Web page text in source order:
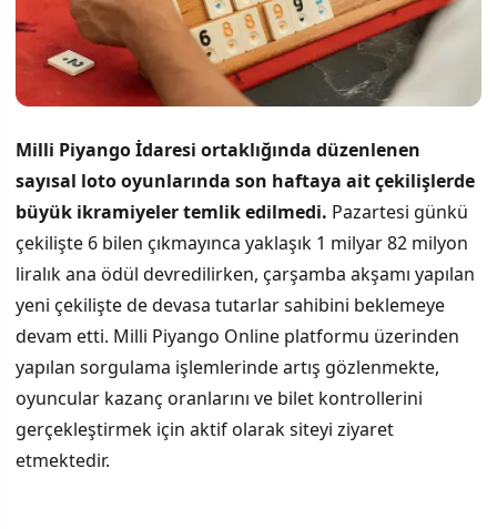
Milli Piyango İdaresi ortaklığında düzenlenen
sayısal loto oyunlarında son haftaya ait çekilişlerde
büyük ikramiyeler temlik edilmedi. Pazartesi günkü
çekilişte 6 bilen çıkmayınca yaklaşık 1 milyar 82 milyon
liralık ana ödül devredilirken, çarşamba akşamı yapılan
yeni çekilişte de devasa tutarlar sahibini beklemeye
devam etti. Milli Piyango Online platformu üzerinden
yapılan sorgulama işlemlerinde artış gözlenmekte,
oyuncular kazanç oranlarını ve bilet kontrollerini
gerçekleştirmek için aktif olarak siteyi ziyaret
etmektedir.